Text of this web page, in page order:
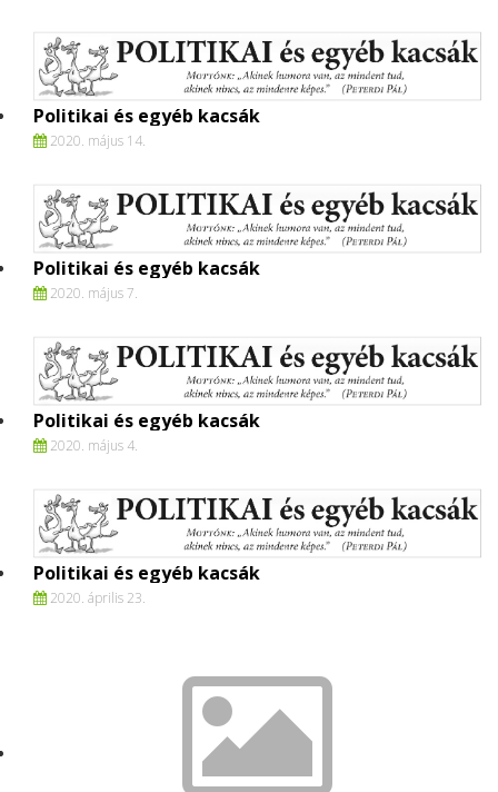
Politikai és egyéb kacsák
2020. május 14.
Politikai és egyéb kacsák
2020. május 7.
Politikai és egyéb kacsák
2020. május 4.
Politikai és egyéb kacsák
2020. április 23.